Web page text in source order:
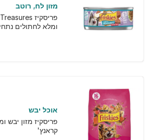
מזון לח רוטב
ומלא לחתולים
אוכל יבש
פריסקיז מזון יבש
קראנץ'